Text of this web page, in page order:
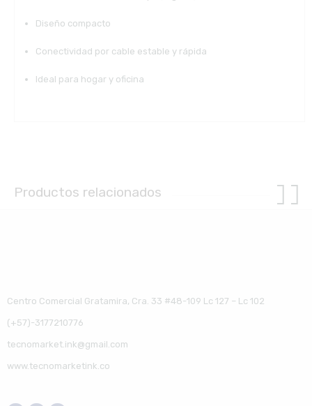
Diseño compacto
Conectividad por cable estable y rápida
Ideal para hogar y oficina
Productos relacionados
Centro Comercial Gratamira, Cra. 33 #48-109 Lc 127 – Lc 102
(+57)-3177210776
tecnomarket.ink@gmail.com
www.tecnomarketink.co